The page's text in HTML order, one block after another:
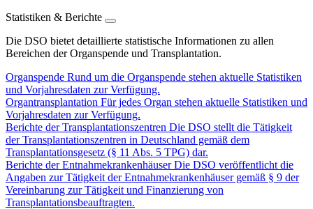
Statistiken & Berichte
Die DSO bietet detaillierte statistische Informationen zu allen
Bereichen der Organspende und Transplantation.
Organspende Rund um die Organspende stehen aktuelle Statistiken
und Vorjahresdaten zur Verfügung.
Organtransplantation Für jedes Organ stehen aktuelle Statistiken und
Vorjahresdaten zur Verfügung.
Berichte der Transplantationszentren Die DSO stellt die Tätigkeit
der Transplantationszentren in Deutschland gemäß dem
Transplantationsgesetz (§ 11 Abs. 5 TPG) dar.
Berichte der EntnahmekrankenhäuserDie DSO veröffentlicht die
Angaben zur Tätigkeit der Entnahmekrankenhäuser gemäß § 9 der
Vereinbarung zur Tätigkeit und Finanzierung von
Transplantationsbeauftragten.